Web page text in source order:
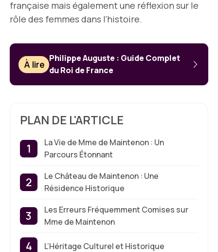
française mais également une réflexion sur le
rôle des femmes dans l’histoire.
À lire
Philippe Auguste : Guide Complet
du Roi de France
PLAN DE L'ARTICLE
La Vie de Mme de Maintenon : Un
Parcours Étonnant
Le Château de Maintenon : Une
Résidence Historique
Les Erreurs Fréquemment Comises sur
Mme de Maintenon
L’Héritage Culturel et Historique